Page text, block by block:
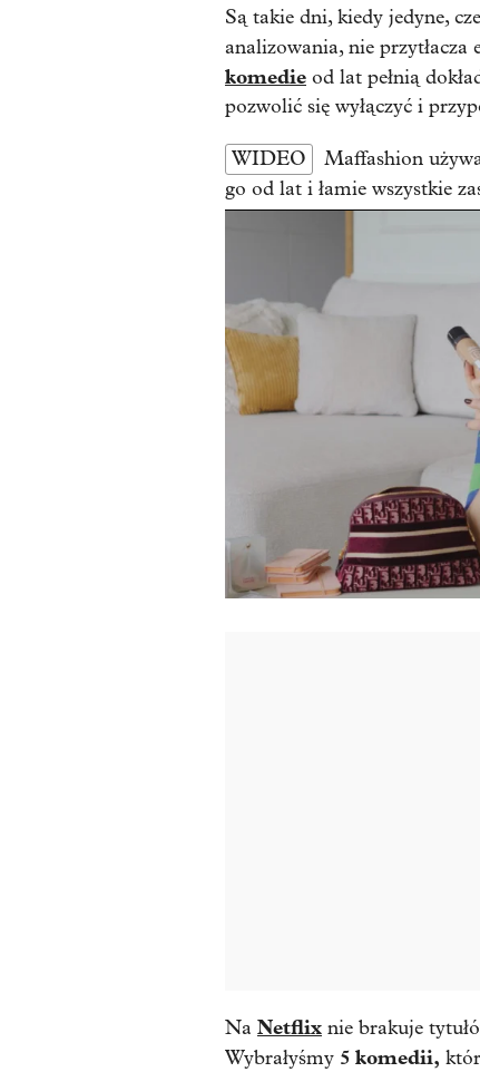
Są takie dni, kiedy jedyne,
analizowania, nie
komedie od lat pełnią
pozwolić się wyłączyć i
WIDEO
Maffashion
go od lat i łamie wszystkie
Na Netflix nie brakuje
Wybrałyśmy 5 komedii,